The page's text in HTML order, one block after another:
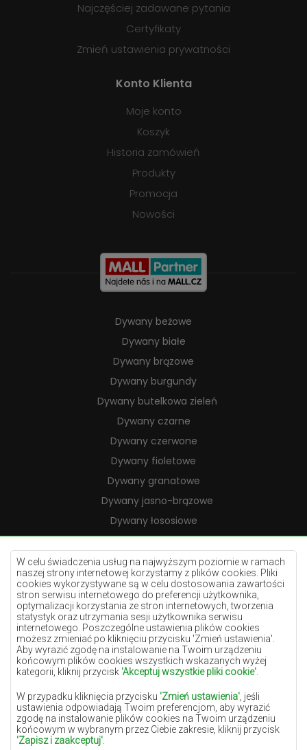
W celu świadczenia usług na najwyższym poziomie w ramach
naszej strony internetowej korzystamy z plików cookies. Pliki
cookies wykorzystywane są w celu dostosowania zawartości
stron serwisu internetowego do preferencji użytkownika,
optymalizacji korzystania ze stron internetowych, tworzenia
statystyk oraz utrzymania sesji użytkownika serwisu
internetowego. Poszczególne ustawienia plików cookies
możesz zmieniać po kliknięciu przycisku 'Zmień ustawienia'.
Aby wyrazić zgodę na instalowanie na Twoim urządzeniu
końcowym plików cookies wszystkich wskazanych wyżej
kategorii, kliknij przycisk 'Akceptuj wszystkie pliki cookie'
W przypadku kliknięcia przycisku 'Zmień ustawienia' , jeśli
ustawienia odpowiadają Twoim preferencjom, aby wyrazić
zgodę na instalowanie plików cookies na Twoim urządzeniu
końcowym w wybranym przez Ciebie zakresie, kliknij przycisk
'Zapisz i zaakceptuj'
Najczęściej zadawane pytania
Certyfikaty
Zmień ustawienia prywatności
Konto Klienta
Moje konto
Koszyk
Historia zamówień
Produkty
Promocja
Nowości
Dywany beżowe
Dywany białe
Dywany brązowe
Dywany burgundy
Dywany butelkowa zieleń
Dywany czarne
Dywany czerwone
Dywany fioletowe
Dywany granatowe
Dywany jasno-brązowe
Dywany łososiowe
Dywany kremowe
Dywany lilac
Dywany żółte
Dywany miętowe
Dywany niebieskie
Dywany pomarańczowe
Dywany różowe
Dywany szare
Dywany terakota
Dywany zielone